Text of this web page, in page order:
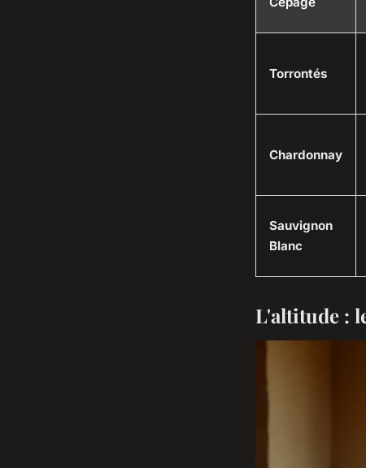
Torrontés
Chardonnay
Sauvignon
Blanc
L'altitude :